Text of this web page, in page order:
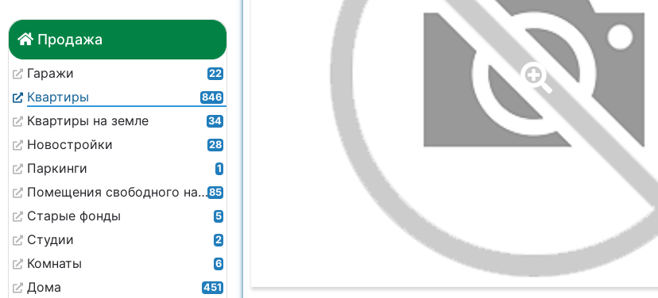
Продажа
Гаражи 22
Квартиры 846
Квартиры на земле 34
Новостройки 28
Паркинги 1
Помещения свободного назначения85
Старые фонды 5
Студии 2
Комнаты 6
Дома 451